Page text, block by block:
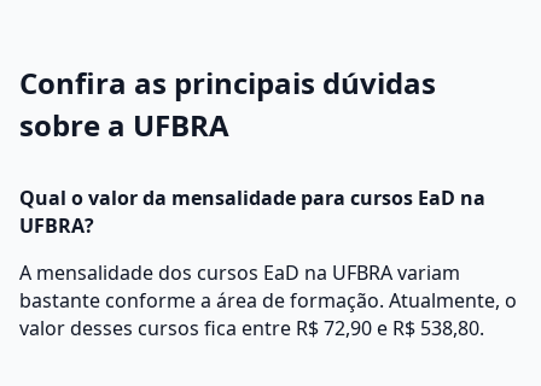
Confira as principais dúvidas
sobre a UFBRA
Qual o valor da mensalidade para cursos EaD na
UFBRA?
A mensalidade dos cursos EaD na UFBRA variam
bastante conforme a área de formação. Atualmente, o
valor desses cursos fica entre R$ 72,90 e R$ 538,80.